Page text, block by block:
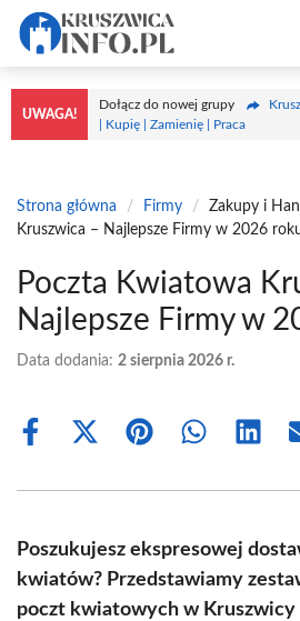
Przejdź
treści
UWAGA!
Dołącz do nowej grupy
| Kupię | Zamienię | Praca
Strona główna / Firmy / Zakupy i
Kruszwica – Najlepsze Firmy w 2026
Poczta Kwiatowa
Najlepsze Firmy w
Data dodania: 2 sierpnia 2026 r.
Share
Share
(Twitter)
Share Share Share
Poszukujesz ekspresowej
kwiatów? Przedstawiamy
poczt kwiatowych w Kruszwicy